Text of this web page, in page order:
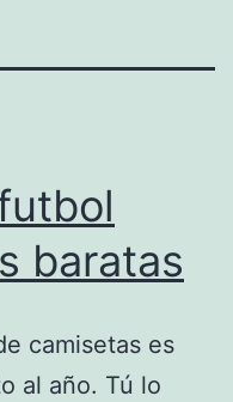
baratas
camisetas es
al año. Tú lo